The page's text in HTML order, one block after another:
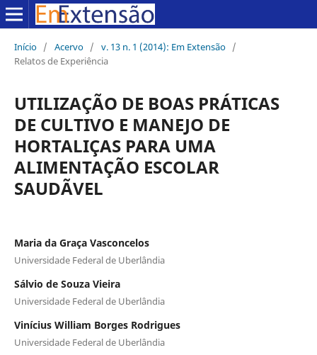
Início / Acervo / v. 13 n. 1 (2014): Em Extensão /
Relatos de Experiência
UTILIZAÇÃO DE BOAS PRÁTICAS
DE CULTIVO E MANEJO DE
HORTALIÇAS PARA UMA
ALIMENTAÇÃO ESCOLAR
SAUDÃVEL
Maria da Graça Vasconcelos
Universidade Federal de Uberlândia
Sálvio de Souza Vieira
Universidade Federal de Uberlândia
Vinícius William Borges Rodrigues
Universidade Federal de Uberlândia